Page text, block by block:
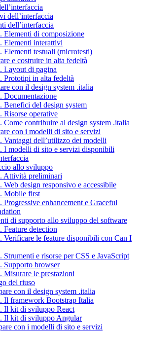
dell’interfaccia
dell’interfaccia
Elementi di composizione
Elementi interattivi
Elementi testuali (microtesti)
e costruire in alta fedeltà
Layout di pagina
Prototipi in alta fedeltà
con il design system .italia
Documentazione
Benefici del design system
Risorse operative
Come contribuire al design system .italia
con i modelli di sito e servizi
Vantaggi dell’utilizzo dei modelli
I modelli di sito e servizi disponibili
allo sviluppo
Attività preliminari
Web design responsivo e accessibile
Mobile first
Progressive enhancement e Graceful
di supporto allo sviluppo del software
Feature detection
Verificare le feature disponibili con Can I
Strumenti e risorse per CSS e JavaScript
Supporto browser
Misurare le prestazioni
del riuso
con il design system .italia
Il framework Bootstrap Italia
Il kit di sviluppo React
Il kit di sviluppo Angular
con i modelli di sito e servizi